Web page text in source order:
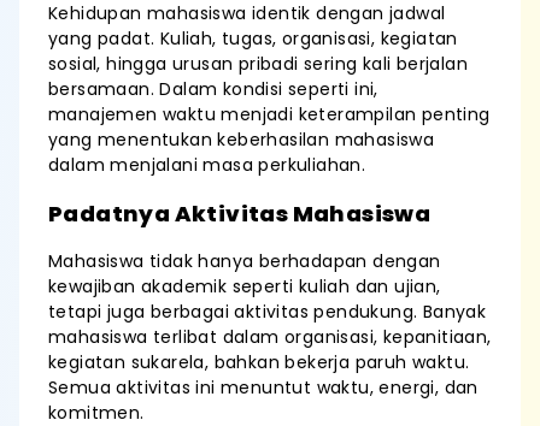
Kehidupan mahasiswa identik dengan jadwal
yang padat. Kuliah, tugas, organisasi, kegiatan
sosial, hingga urusan pribadi sering kali berjalan
bersamaan. Dalam kondisi seperti ini,
manajemen waktu menjadi keterampilan penting
yang menentukan keberhasilan mahasiswa
dalam menjalani masa perkuliahan.
Padatnya Aktivitas Mahasiswa
Mahasiswa tidak hanya berhadapan dengan
kewajiban akademik seperti kuliah dan ujian,
tetapi juga berbagai aktivitas pendukung. Banyak
mahasiswa terlibat dalam organisasi, kepanitiaan,
kegiatan sukarela, bahkan bekerja paruh waktu.
Semua aktivitas ini menuntut waktu, energi, dan
komitmen.